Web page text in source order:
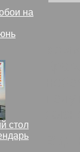
на
стол